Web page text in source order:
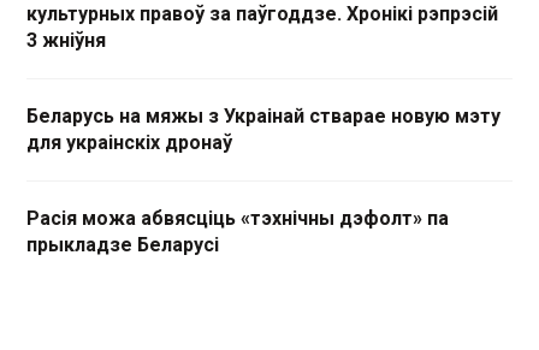
культурных правоў за паўгоддзе. Хронікі рэпрэсій
3 жніўня
Беларусь на мяжы з Украінай стварае новую мэту
для украінскіх дронаў
Расія можа абвясціць «тэхнічны дэфолт» па
прыкладзе Беларусі